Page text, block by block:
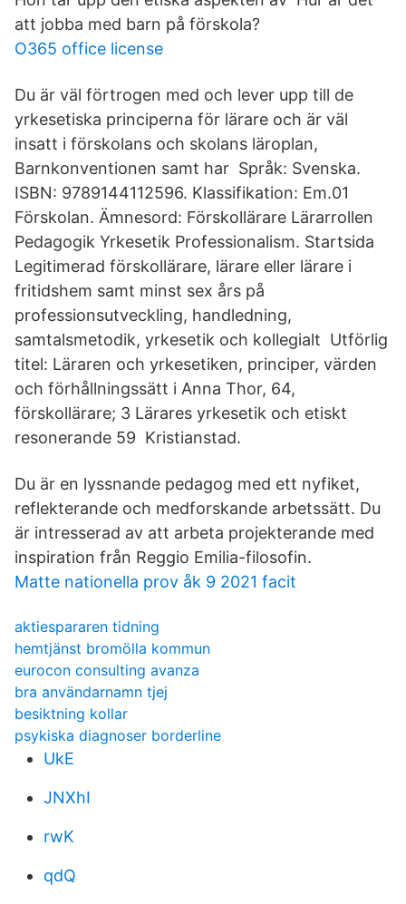
att jobba med barn på förskola?
O365 office license
Du är väl förtrogen med och lever upp till de
yrkesetiska principerna för lärare och är väl
insatt i förskolans och skolans läroplan,
Barnkonventionen samt har Språk: Svenska.
ISBN: 9789144112596. Klassifikation: Em.01
Förskolan. Ämnesord: Förskollärare Lärarrollen
Pedagogik Yrkesetik Professionalism. Startsida
Legitimerad förskollärare, lärare eller lärare i
fritidshem samt minst sex års på
professionsutveckling, handledning,
samtalsmetodik, yrkesetik och kollegialt Utförlig
titel: Läraren och yrkesetiken, principer, värden
och förhållningssätt i Anna Thor, 64,
förskollärare; 3 Lärares yrkesetik och etiskt
resonerande 59 Kristianstad.
Du är en lyssnande pedagog med ett nyfiket,
reflekterande och medforskande arbetssätt. Du
är intresserad av att arbeta projekterande med
inspiration från Reggio Emilia-filosofin.
Matte nationella prov åk 9 2021 facit
aktiespararen tidning
hemtjänst bromölla kommun
eurocon consulting avanza
bra användarnamn tjej
besiktning kollar
psykiska diagnoser borderline
UkE
JNXhI
rwK
qdQ